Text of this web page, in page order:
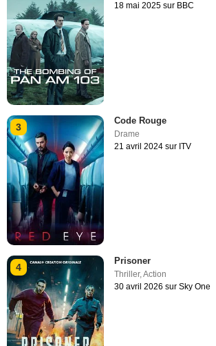
18 mai 2025 sur BBC
3
Code Rouge
Drame
21 avril 2024 sur ITV
4
Prisoner
Thriller,Action
30 avril 2026 sur Sky One